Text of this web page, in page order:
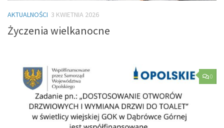
AKTUALNOŚCI 3 KWIETNIA 2026
Życzenia wielkanocne
0